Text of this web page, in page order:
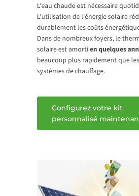
L'eau chaude est nécessaire
L'utilisation de l'énergie solaire
durablement les coûts
Dans de nombreux foyers, le
solaire est amortien quelques
beaucoup plus rapidement que
systèmes de chauffage.
Configurez votre kit
personnalisé